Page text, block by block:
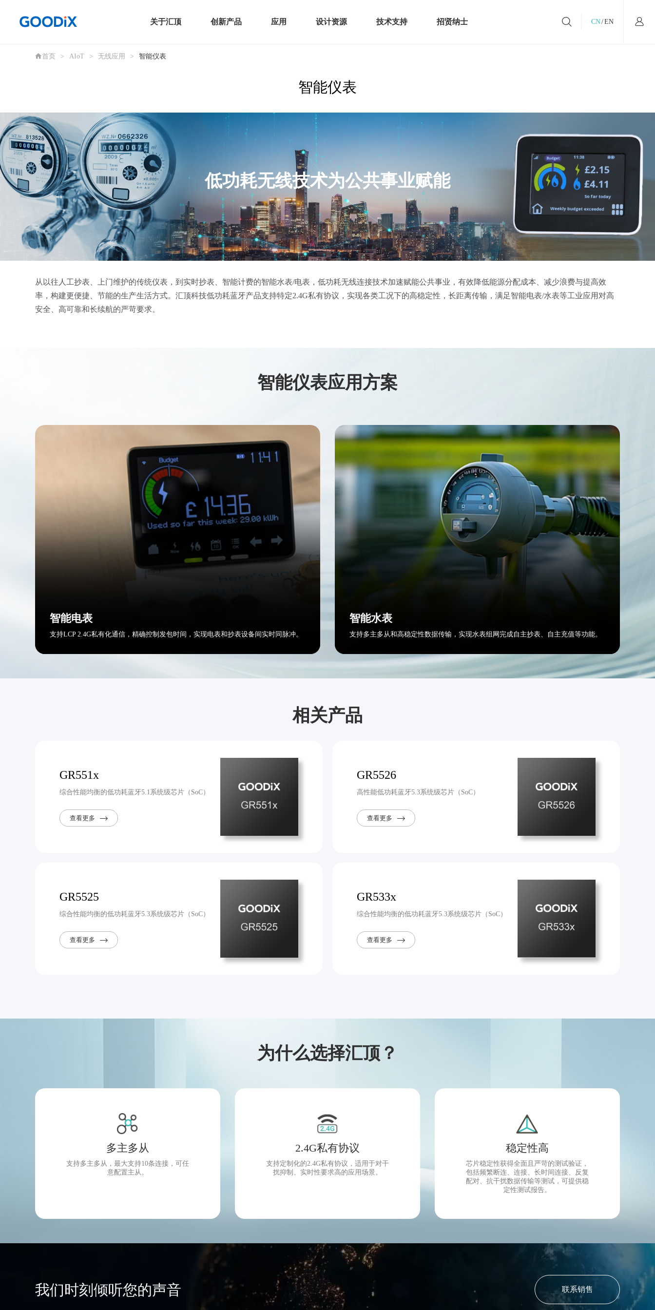
关于汇顶
联系我们
创新产品
安全
应用 设计资源
软件资源
技术支持 招贤纳士 CN/EN
首页 > AIoT > 无线应用 > 智能仪表
智能仪表
低功耗无线技术为公共事业赋能
从以往人工抄表、上门维护的传统仪表，到实时抄表、智能计费的智能水表/电表，低功耗无线连接技术加速赋能公共事业，有效降低能源分配成本、减少浪费与提高效
率，构建更便捷、节能的生产生活方式。汇顶科技低功耗蓝牙产品支持特定2.4G私有协议，实现各类工况下的高稳定性，长距离传输，满足智能电表/水表等工业应用对高
安全、高可靠和长续航的严苛要求。
智能仪表应用方案
智能电表
支持LCP 2.4G私有化通信，精确控制发包时间，实现电表和抄表设备间实时同脉冲。
智能水表
支持多主多从和高稳定性数据传输，实现水表组网完成自主抄表、自主充值等功能。
相关产品
GR551x
综合性能均衡的低功耗蓝牙5.1系统级芯片（SoC）
查看更多
GR5526
高性能低功耗蓝牙5.3系统级芯片（SoC）
查看更多
GR5525
综合性能均衡的低功耗蓝牙5.3系统级芯片（SoC）
查看更多
GR533x
综合性能均衡的低功耗蓝牙5.3系统级芯片（SoC）
查看更多
为什么选择汇顶？
多主多从
支持多主多从，最大支持10条连接，可任
意配置主从。
2.4G私有协议
支持定制化的2.4G私有协议，适用于对干
扰抑制、实时性要求高的应用场景。
稳定性高
芯片稳定性获得全面且严苛的测试验证，
包括频繁断连、连接、长时间连接、反复
配对、抗干扰数据传输等测试，可提供稳
定性测试报告。
我们时刻倾听您的声音 联系销售